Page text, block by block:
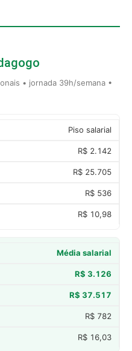
• jornada 39h/semana •
Piso salarial
R$ 2.142
R$ 25.705
R$ 536
R$ 10,98
Média salarial
R$ 3.126
R$ 37.517
R$ 782
R$ 16,03